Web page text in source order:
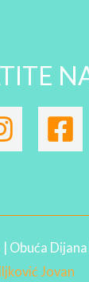
Obuća
Jovan